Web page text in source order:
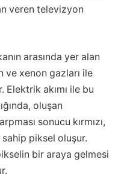
veren televizyon
arasında yer alan
ve xenon gazları ile
akımı ile bu
oluşan
sonucu kırmızı,
piksel oluşur.
bir araya gelmesi